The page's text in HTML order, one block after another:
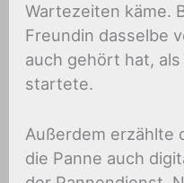
Wartezeiten käme.
Freundin dasselbe
auch gehört hat,
startete.
Außerdem erzählte
die Panne auch